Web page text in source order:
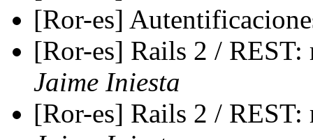
[Ror-es]
[Ror-es] Rails 2 / REST:
Jaime Iniesta
[Ror-es] Rails 2 / REST: